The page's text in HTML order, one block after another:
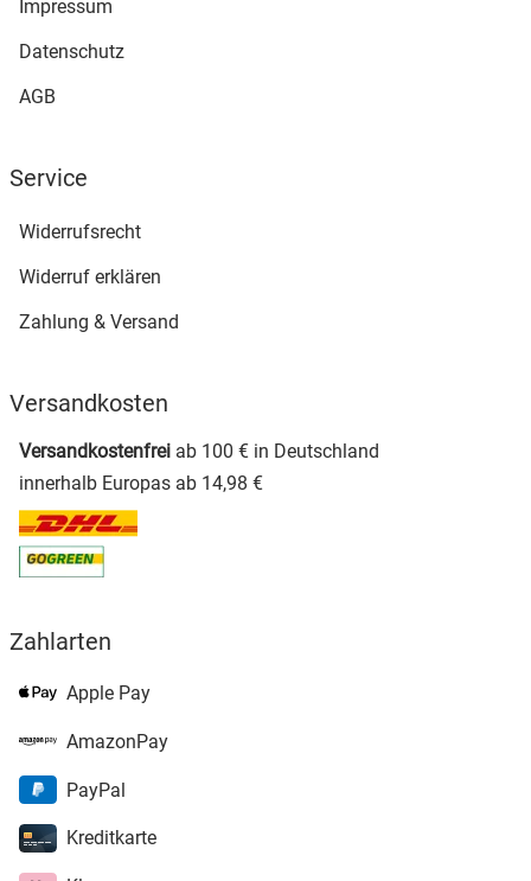
Impressum
Datenschutz
AGB
Service
Widerrufsrecht
Widerruf erklären
Zahlung & Versand
Versandkosten
Versandkostenfrei ab 100 € in Deutschland
innerhalb Europas ab 14,98 €
Zahlarten
Apple Pay
AmazonPay
PayPal
Kreditkarte